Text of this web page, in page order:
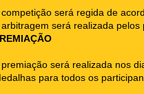
competição será regida de
arbitragem será realizada pelos
premiação será realizada nos
para todos os